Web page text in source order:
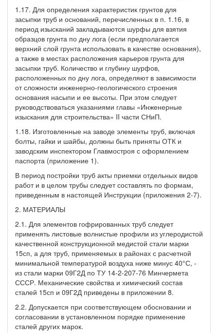
1.17. Для определения характеристик грунтов для
засыпки труб и оснований, перечисленных в п. 1.16, в
период изысканий закладываются шурфы для взятия
образцов грунта по дну лога (если предполагается
верхний слой грунта использовать в качестве основания),
а также в местах расположения карьеров грунта для
засыпки труб. Количество и глубину шурфов,
расположенных по дну лога, определяют в зависимости
от сложности инженерно-геологического строения
основания насыпи и ее высоты. При этом следует
руководствоваться указаниями главы «Инженерные
изыскания для строительства» II части СНиП.
1.18. Изготовленные на заводе элементы труб, включая
болты, гайки и шайбы, должны быть приняты ОТК и
заводским инспектором Главмостроя с оформлением
паспорта (приложение 1).
В период постройки труб акты приемки отдельных видов
работ и в целом трубы следует составлять по формам,
приведенным в настоящей Инструкции (приложения 2-7).
2. МАТЕРИАЛЫ
2.1. Для элементов гофрированных труб следует
применять листовые волнистые профили из углеродистой
качественной конструкционной медистой стали марки
15сп, а для труб, применяемых в районах с расчетной
минимальной температурой воздуха ниже минус 40°С, -
из стали марки 09Г2Д по ТУ 14-2-207-76 Минчермета
СССР. Механические свойства и химический состав
сталей 15сп и 09Г2Д приведены в приложении 8.
2.2. Допускается при соответствующем обосновании и
согласовании в установленном порядке применение
сталей других марок.